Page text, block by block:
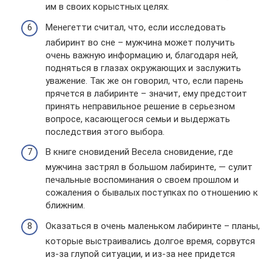
им в своих корыстных целях.
Менегетти считал, что, если исследовать
лабиринт во сне – мужчина может получить
очень важную информацию и, благодаря ней,
подняться в глазах окружающих и заслужить
уважение. Так же он говорил, что, если парень
прячется в лабиринте – значит, ему предстоит
принять неправильное решение в серьезном
вопросе, касающегося семьи и выдержать
последствия этого выбора.
В книге сновидений Весела сновидение, где
мужчина застрял в большом лабиринте, — сулит
печальные воспоминания о своем прошлом и
сожаления о бывалых поступках по отношению к
ближним.
Оказаться в очень маленьком лабиринте – планы,
которые выстраивались долгое время, сорвутся
из-за глупой ситуации, и из-за нее придется